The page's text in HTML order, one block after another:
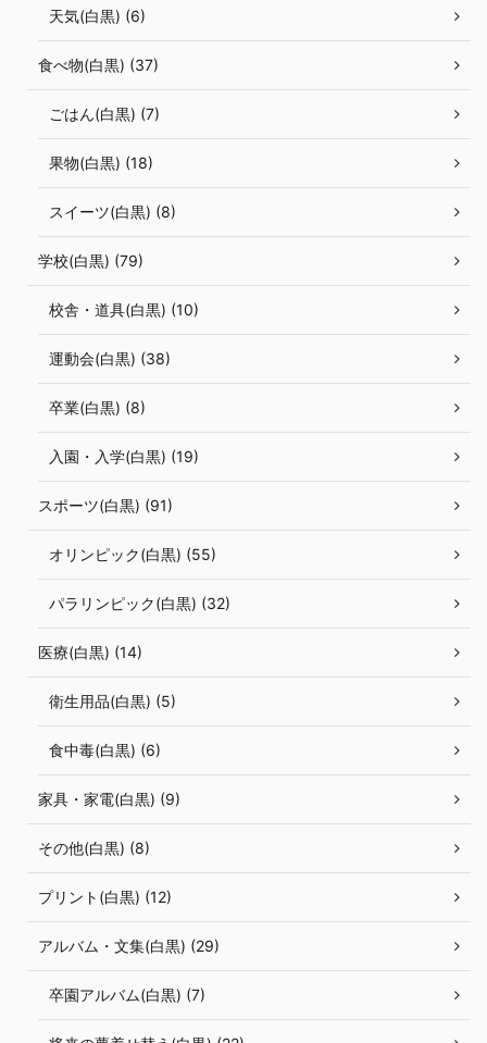
天気(白黒) (6)
食べ物(白黒) (37)
ごはん(白黒) (7)
果物(白黒) (18)
スイーツ(白黒) (8)
学校(白黒) (79)
校舎・道具(白黒) (10)
運動会(白黒) (38)
卒業(白黒) (8)
入園・入学(白黒) (19)
スポーツ(白黒) (91)
オリンピック(白黒) (55)
パラリンピック(白黒) (32)
医療(白黒) (14)
衛生用品(白黒) (5)
食中毒(白黒) (6)
家具・家電(白黒) (9)
その他(白黒) (8)
プリント(白黒) (12)
アルバム・文集(白黒) (29)
卒園アルバム(白黒) (7)